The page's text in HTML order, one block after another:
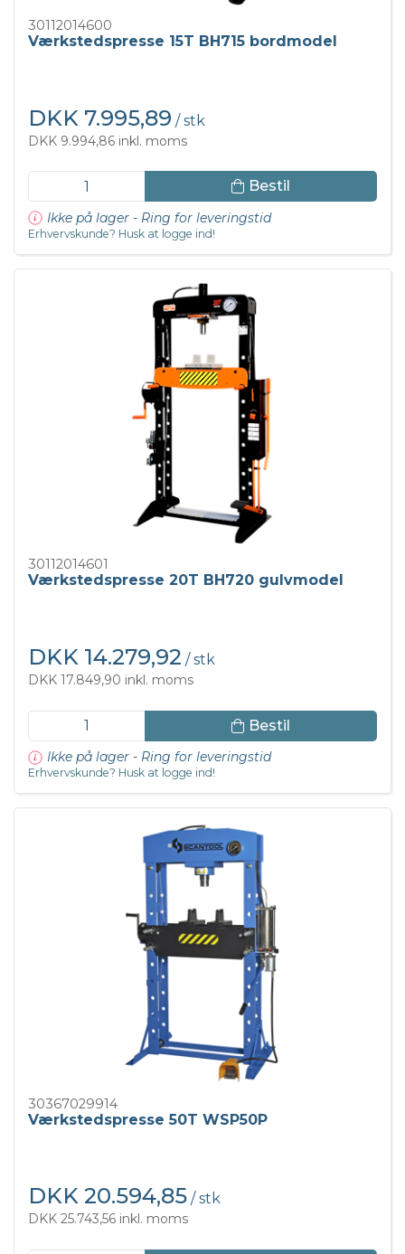
30112014600
Værkstedspresse 15T BH715 bordmodel
DKK 7.995,89 / stk
DKK 9.994,86 inkl. moms
Bestil
Ikke på lager - Ring for leveringstid
Erhvervskunde? Husk at logge ind!
30112014601
Værkstedspresse 20T BH720 gulvmodel
DKK 14.279,92 / stk
DKK 17.849,90 inkl. moms
Bestil
Ikke på lager - Ring for leveringstid
Erhvervskunde? Husk at logge ind!
30367029914
Værkstedspresse 50T WSP50P
DKK 20.594,85 / stk
DKK 25.743,56 inkl. moms